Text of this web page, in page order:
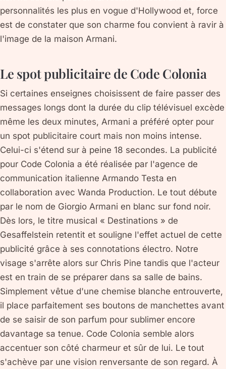
personnalités les plus en vogue d'Hollywood et, force
est de constater que son charme fou convient à ravir à
l'image de la maison Armani.
Le spot publicitaire de Code Colonia
Si certaines enseignes choisissent de faire passer des
messages longs dont la durée du clip télévisuel excède
même les deux minutes, Armani a préféré opter pour
un spot publicitaire court mais non moins intense.
Celui-ci s'étend sur à peine 18 secondes. La publicité
pour Code Colonia a été réalisée par l'agence de
communication italienne Armando Testa en
collaboration avec Wanda Production. Le tout débute
par le nom de Giorgio Armani en blanc sur fond noir.
Dès lors, le titre musical « Destinations » de
Gesaffelstein retentit et souligne l'effet actuel de cette
publicité grâce à ses connotations électro. Notre
visage s'arrête alors sur Chris Pine tandis que l'acteur
est en train de se préparer dans sa salle de bains.
Simplement vêtue d'une chemise blanche entrouverte,
il place parfaitement ses boutons de manchettes avant
de se saisir de son parfum pour sublimer encore
davantage sa tenue. Code Colonia semble alors
accentuer son côté charmeur et sûr de lui. Le tout
s'achève par une vision renversante de son regard. À